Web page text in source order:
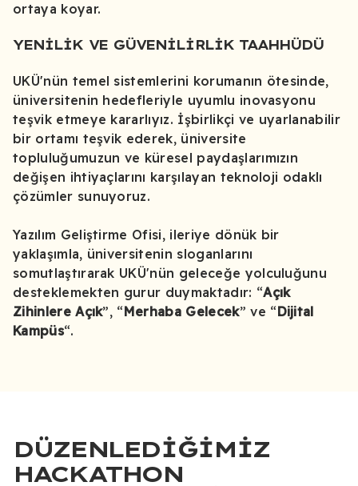
ortaya koyar.
YENILIK VE GÜVENILIRLIK TAAHHÜDÜ
UKÜ'nün temel sistemlerini korumanın ötesinde,
üniversitenin hedefleriyle uyumlu inovasyonu
teşvik etmeye kararlıyız. İşbirlikçi ve uyarlanabilir
bir ortamı teşvik ederek, üniversite
topluluğumuzun ve küresel paydaşlarımızın
değişen ihtiyaçlarını karşılayan teknoloji odaklı
çözümler sunuyoruz.
Yazılım Geliştirme Ofisi, ileriye dönük bir
yaklaşımla, üniversitenin sloganlarını
somutlaştırarak UKÜ'nün geleceğe yolculuğunu
desteklemekten gurur duymaktadır: “Açık
Zihinlere Açık”, “Merhaba Gelecek” ve “Dijital
Kampüs“.
DÜZENLEDIĞIMIZ
HACKATHON